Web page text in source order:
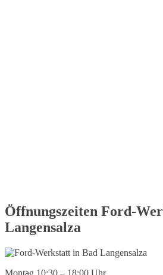
Öffnungszeiten Ford-
Langensalza